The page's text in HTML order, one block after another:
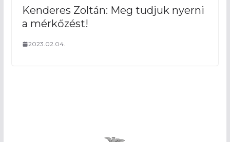
Kenderes Zoltán: Meg tudjuk nyerni
a mérkőzést!
2023.02.04.